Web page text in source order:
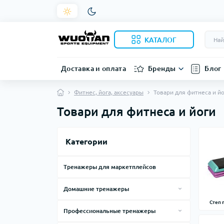
КАТАЛОГ
Доставка и оплата Бренды Блог
Фитнес, йога, аксесуары Товари для фитнеса и
Товари для фитнеса и йоги
Категории
Тренажеры для маркетплейсов
Домашние тренажеры
Тренажеры, лавки, стойки
Профессиональные тренажеры
Степ